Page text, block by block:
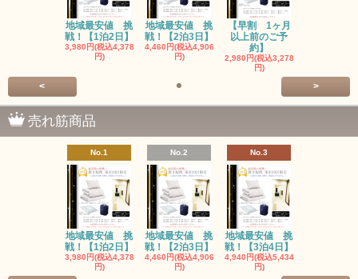
地域最安値 挑
戦！【1泊2日】
3,980円(税込4,378
円)
地域最安値 挑
戦！【2泊3日】
4,460円(税込4,906
円)
【早割 1ヶ月
以上前のご予
約】
2,980円(税込3,278
円)
< >
売れ筋商品
No.1
地域最安値 挑
戦！【1泊2日】
3,980円(税込4,378
円)
No.2
地域最安値 挑
戦！【2泊3日】
4,460円(税込4,906
円)
No.3
地域最安値 挑
戦！【3泊4日】
4,940円(税込5,434
円)